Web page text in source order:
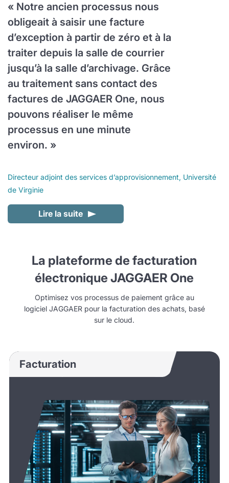
« Notre ancien processus nous
obligeait à saisir une facture
d’exception à partir de zéro et à la
traiter depuis la salle de courrier
jusqu’à la salle d’archivage. Grâce
au traitement sans contact des
factures de JAGGAER One, nous
pouvons réaliser le même
processus en une minute
environ. »
Directeur adjoint des services d’approvisionnement, Université
de Virginie
Lire la suite
La plateforme de facturation
électronique JAGGAER One
Optimisez vos processus de paiement grâce au
logiciel JAGGAER pour la facturation des achats, basé
sur le cloud.
Facturation